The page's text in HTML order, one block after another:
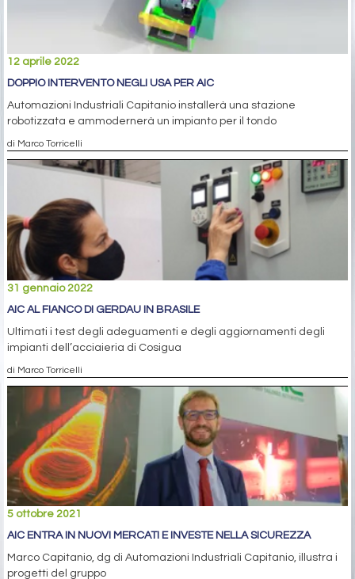
12 aprile 2022
DOPPIO INTERVENTO NEGLI USA PER AIC
Automazioni Industriali Capitanio installerà una stazione
robotizzata e ammodernerà un impianto per il tondo
di Marco Torricelli
31 gennaio 2022
AIC AL FIANCO DI GERDAU IN BRASILE
Ultimati i test degli adeguamenti e degli aggiornamenti degli
impianti dell’acciaieria di Cosigua
di Marco Torricelli
5 ottobre 2021
AIC ENTRA IN NUOVI MERCATI E INVESTE NELLA SICUREZZA
Marco Capitanio, dg di Automazioni Industriali Capitanio, illustra i
progetti del gruppo